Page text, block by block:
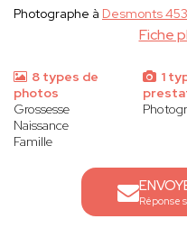
Fiche
Photographe à Desmonts
8 types de
photos
Grossesse
Naissance
Famille
1
Réponse